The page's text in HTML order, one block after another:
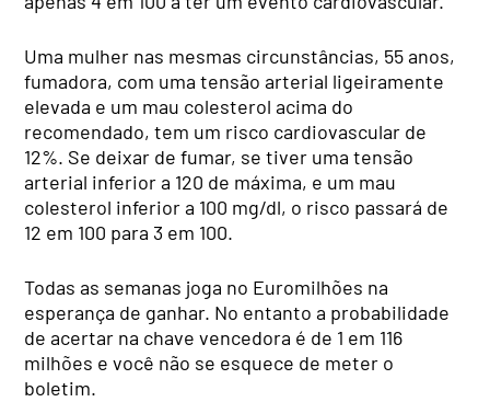
Uma mulher nas mesmas circunstâncias, 55 anos,
fumadora, com uma tensão arterial ligeiramente
elevada e um mau colesterol acima do
recomendado, tem um risco cardiovascular de
12%. Se deixar de fumar, se tiver uma tensão
arterial inferior a 120 de máxima, e um mau
colesterol inferior a 100 mg/dl, o risco passará de
12 em 100 para 3 em 100.
Todas as semanas joga no Euromilhões na
esperança de ganhar. No entanto a probabilidade
de acertar na chave vencedora é de 1 em 116
milhões e você não se esquece de meter o
boletim.